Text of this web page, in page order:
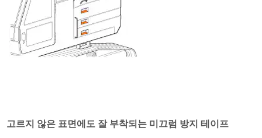
고르지 않은 표면에도 잘 부착되는 미끄럼 방지 테이프